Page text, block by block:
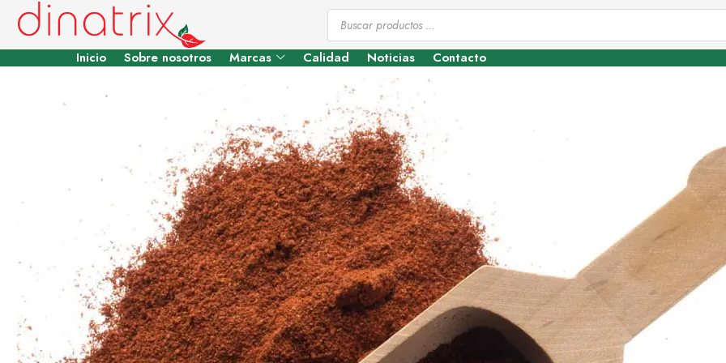
Inicio Sobre nosotros Marcas Calidad Noticias Contacto